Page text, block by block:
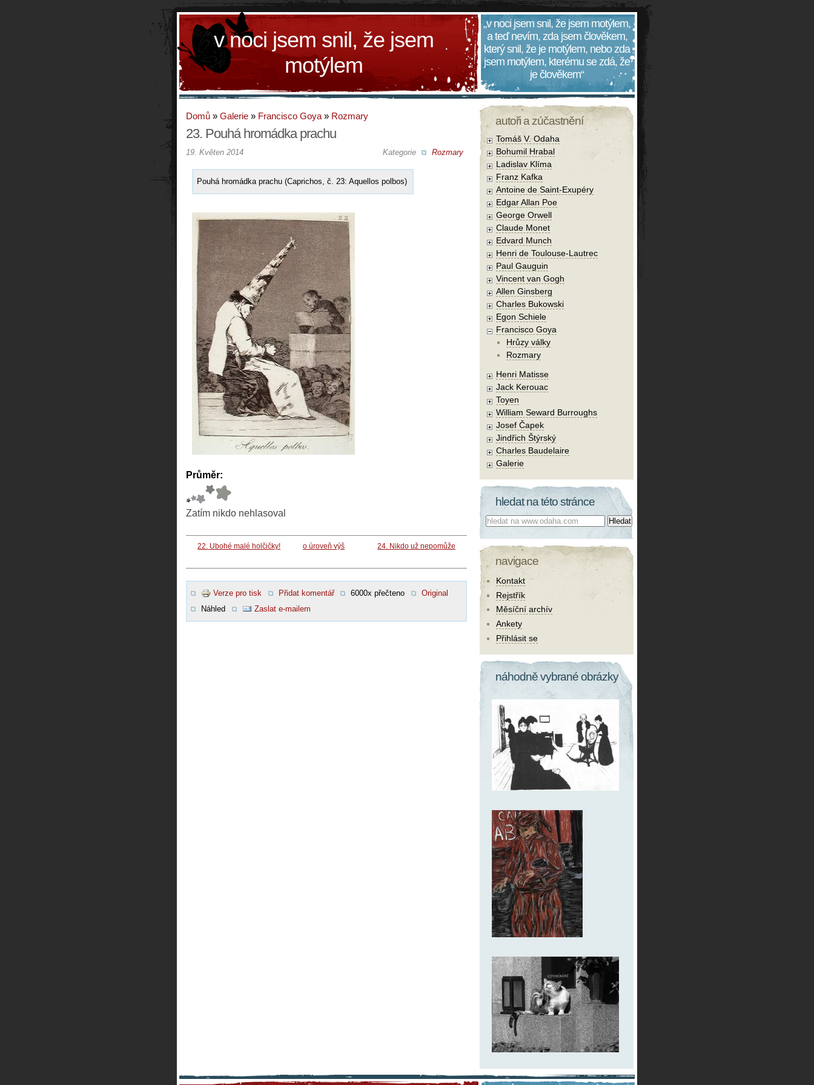
v noci jsem snil, že jsem
motýlem
„v noci jsem snil, že jsem motýlem,
a teď nevím, zda jsem člověkem,
který snil, že je motýlem, nebo zda
jsem motýlem, kterému se zdá, že
je člověkem“
Domů » Galerie » Francisco Goya » Rozmary
23. Pouhá hromádka prachu
Kategorie Rozmary
19. Květen 2014
Pouhá hromádka prachu (Caprichos, č. 23: Aquellos polbos)
Průměr:
Zatím nikdo nehlasoval
22. Ubohé malé holčičky! o úroveň výš 24. Nikdo už nepomůže
Verze pro tisk Přidat komentář 6000x přečteno
Original
Náhled
Zaslat e-mailem
autoři a zúčastnění
Tomáš V. Odaha
Bohumil Hrabal
Ladislav Klíma
Franz Kafka
Antoine de Saint-Exupéry
Edgar Allan Poe
George Orwell
Claude Monet
Edvard Munch
Henri de Toulouse-Lautrec
Paul Gauguin
Vincent van Gogh
Allen Ginsberg
Charles Bukowski
Egon Schiele
Francisco Goya
Hrůzy války
Rozmary
Henri Matisse
Jack Kerouac
Toyen
William Seward Burroughs
Josef Čapek
Jindřich Štýrský
Charles Baudelaire
Galerie
hledat na této stránce
Co hledat:
navigace
Kontakt
Rejstřík
Měsíční archív
Ankety
Přihlásit se
náhodně vybrané obrázky